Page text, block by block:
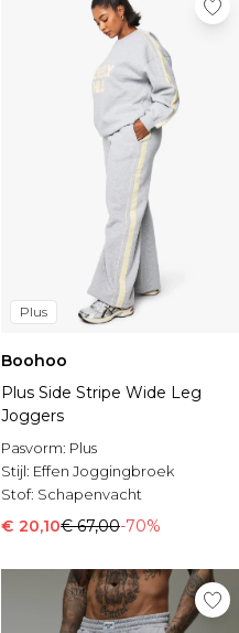
Plus
Boohoo
Plus Side Stripe Wide Leg
Joggers
Pasvorm: Plus
Stijl: Effen Joggingbroek
Stof: Schapenvacht
€ 20,10€ 67,00-70%